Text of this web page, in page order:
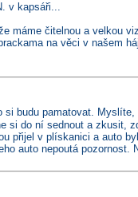
v kapsáři...
máme čitelnou a velkou
na věci v našem
si budu pamatovat.
si do ní sednout a zkusit,
přijel v plískanici a auto
auto nepoutá pozornost.